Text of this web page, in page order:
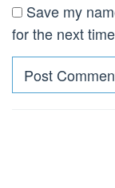
Save my
for the next